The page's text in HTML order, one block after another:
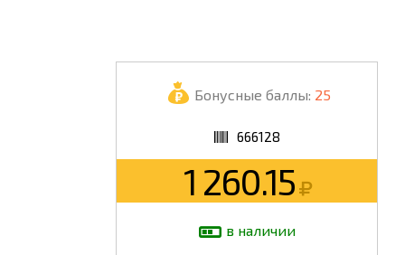
УПАКОВКА
ШКОЛА
Бонусные баллы: 25
666128
1 260.15
в наличии